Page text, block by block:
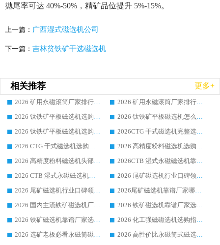
抛尾率可达 40%-50%，精矿品位提升 5%-15%。
上一篇： 广西湿式磁选机公司
下一篇： 吉林贫铁矿干选磁选机
相关推荐 更多+
2026 矿用永磁滚筒厂家排行榜选购干货指南 行业口碑标杆华体会手机网页版-华体会(中国) 实力出众
2026 矿用永磁滚筒厂家排行榜选购指南，行业口碑领域强者华体会手机网页版-华体会(中国)
2026 钛铁矿平板磁选机选购全攻略 市场公认优质品牌厂家实力排行榜
2026 钛铁矿平板磁选机怎么选 靠谱生产企业实力排行榜选购参考攻略
2026 钛铁矿平板磁选机选购指南 行业口碑优选品牌生产企业实力排行榜
2026CTG 干式磁选机完整选购指南 行业口碑顶尖靠谱生产龙头厂家实力推荐
2026 CTG 干式磁选机选购指南|行业口碑靠谱生产厂家领域强者推荐
2026 高精度粉料磁选机选购全攻略 行业优质品牌华体会手机网页版-华体会(中国) 实力深度解析
2026 高精度粉料磁选机头部厂家选购指南 行业口碑靠谱品牌推荐 领域强者华体会手机网页版-华体会(中国) 解析
2026CTB 湿式永磁磁选机靠谱厂家实力排行榜 铁矿选矿设备采购全流程选购指南
2026 CTB 湿式永磁磁选机选购指南|行业口碑良好品牌推荐，领域强者华体会手机网页版-华体会(中国)
2026 尾矿磁选机行业口碑领域强者，源头直供国内主流厂家华体会手机网页版-华体会(中国) 一站式服务
2026 尾矿磁选机行业口碑领域强者，源头直供国内主流厂家华体会手机网页版-华体会(中国) 一站式服务
2026尾矿磁选机靠谱厂家哪家好 行业口碑领域强者华体会手机网页版-华体会(中国) 推荐
2026 国内主流铁矿磁选机厂家选购指南|行业口碑好品牌推荐，领域强者华体会手机网页版-华体会(中国)
2026 铁矿磁选机靠谱厂家选购全攻略 行业标杆华体会手机网页版-华体会(中国) 设备性价比出众
2026 铁矿磁选机靠谱厂家选购指南，领域强者华体会手机网页版-华体会(中国) 铁矿磁选机性价比高
2026 化工强磁磁选机选购指南 5 家行业口碑靠谱厂家领域强者推荐
2026 选矿老板必看永磁筒磁选机推荐 行业头部品牌口碑设备选购全攻略
2026 高性价比永磁筒式磁选机品牌盘点 行业强者口碑实测选购完整指南